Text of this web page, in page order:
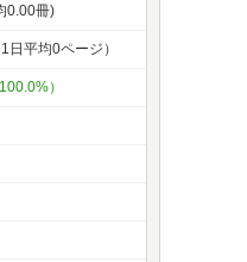
0.00冊)
日平均0ページ）
）